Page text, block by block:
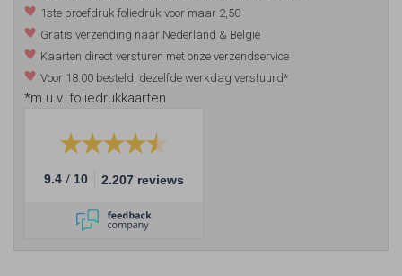
1ste proefdruk foliedruk voor maar 2,50
Gratis verzending naar Nederland & België
Kaarten direct versturen met onze verzendservice
Voor 18:00 besteld, dezelfde werkdag verstuurd*
*m.u.v. foliedrukkaarten
9.4 / 10 2.207 reviews